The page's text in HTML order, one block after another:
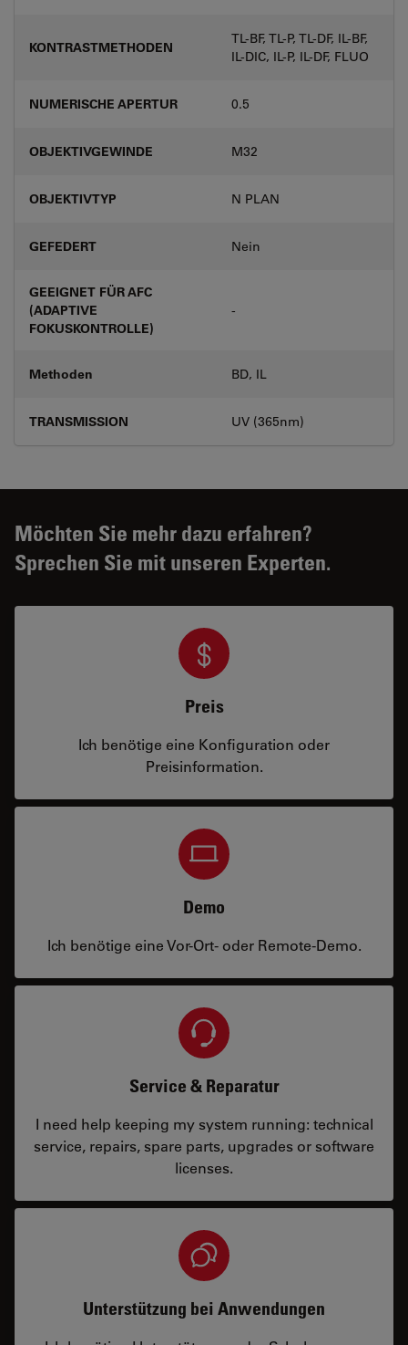
KONTRASTMETHODEN
TL-BF, TL-P, TL-DF, IL-BF,
IL-DIC, IL-P, IL-DF, FLUO
NUMERISCHE APERTUR 0.5
OBJEKTIVGEWINDE M32
OBJEKTIVTYP N PLAN
GEFEDERT Nein
GEEIGNET FÜR AFC
(ADAPTIVE
FOKUSKONTROLLE)
-
Methoden BD, IL
TRANSMISSION UV (365nm)
Möchten Sie mehr dazu erfahren?
Sprechen Sie mit unseren Experten.
Preis
Ich benötige eine Konfiguration oder
Preisinformation.
Demo
Ich benötige eine Vor-Ort- oder Remote-Demo.
Service & Reparatur
I need help keeping my system running: technical
service, repairs, spare parts, upgrades or software
licenses.
Unterstützung bei Anwendungen